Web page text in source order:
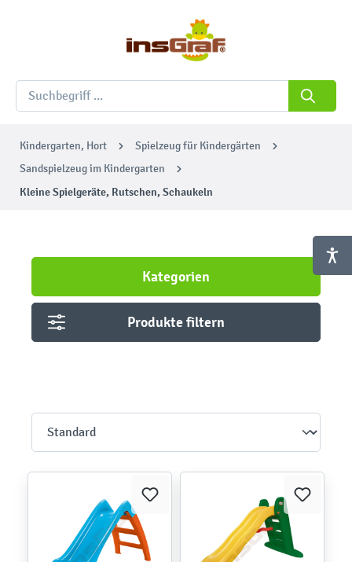
Kindergarten, Hort
Spielzeug für Kindergärten
Sandspielzeug im Kindergarten
Kleine Spielgeräte, Rutschen, Schaukeln
Kategorien
Produkte filtern